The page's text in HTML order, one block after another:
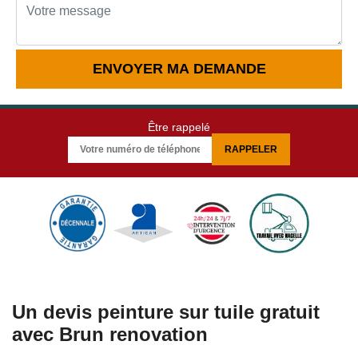
Être rappelé
Un devis peinture sur tuile gratuit
avec Brun renovation